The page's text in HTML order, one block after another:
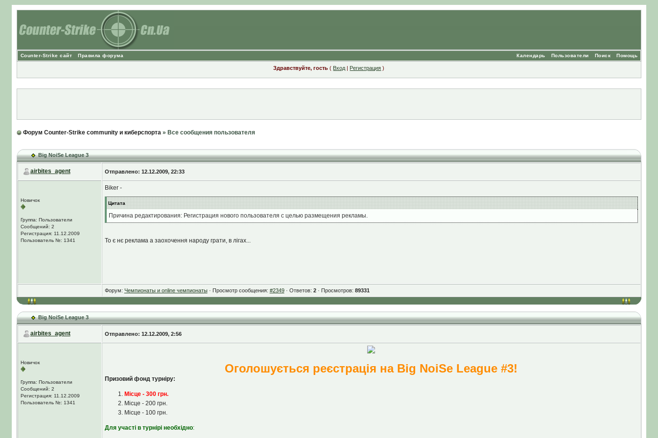
Counter-Strike сайт Правила форума Помощь
Поиск
Пользователи
Календарь
Здравствуйте, гость ( Вход | Регистрация )
Форум Counter-Strike community и киберспорта» Все сообщения пользователя
Big NoiSe League 3
airbites_agent Отправлено: 12.12.2009, 22:33
Новичок
Группа: Пользователи
Сообщений: 2
Регистрация: 11.12.2009
Пользователь №: 1341
Biker -
Цитата
Причина редактирования: Регистрация нового пользователя с целью размещения рекламы.
То є нє реклама а заохочення народу грати, в лігах...
Форум: Чемпионаты и online чемпионаты· Просмотр сообщения: #2349· Ответов: 2· Просмотров: 89331
Big NoiSe League 3
airbites_agent Отправлено: 12.12.2009, 2:56
Новичок
Группа: Пользователи
Сообщений: 2
Регистрация: 11.12.2009
Пользователь №: 1341
Оголошується реєстрація на Big NoiSe League #3!
Призовий фонд турніру:
Місце - 300 грн.
Місце - 200 грн.
Місце - 100 грн.
Для участі в турнірі необхідно: